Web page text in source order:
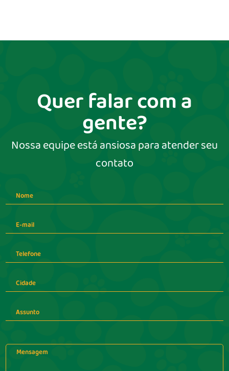
Quer falar com a
gente?
Nossa equipe está ansiosa para atender seu
contato